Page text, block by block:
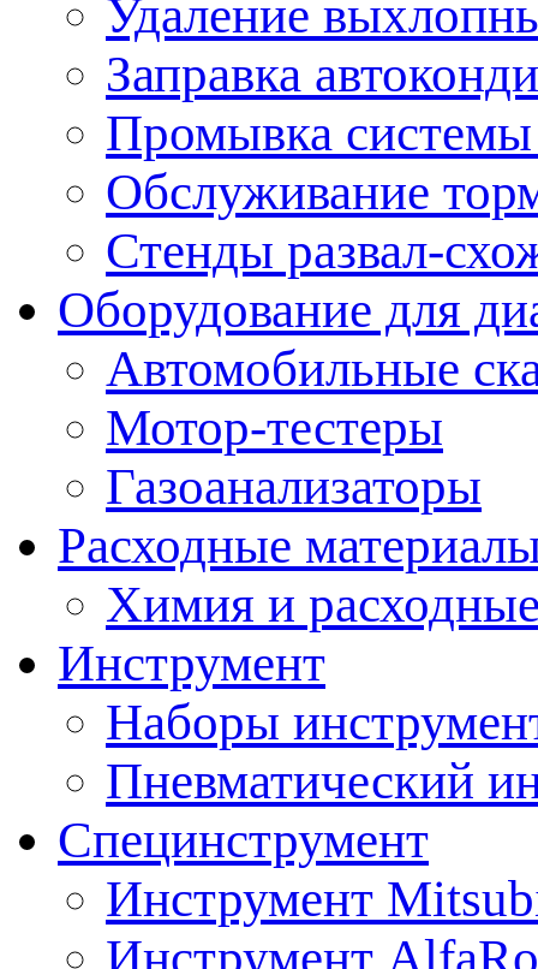
Удаление
Заправка
Промывка
Обслуживание
Стенды развал-
Оборудование для
Автомобильные
Мотор-тестеры
Газоанализаторы
Расходные
Химия и
Инструмент
Наборы
Пневматический
Специнструмент
Инструмент
Инструмент